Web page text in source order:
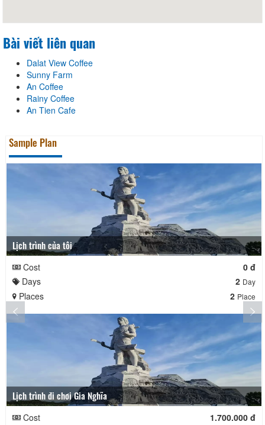
Bài viết liên quan
Dalat View Coffee
Sunny Farm
An Coffee
Rainy Coffee
An Tien Cafe
Sample Plan
Lịch trình của tôi
Cost
0 đ
Days
2 Day
Places 2 Place
Lịch trình đi chơi Gia Nghĩa
Cost
1.700.000 đ